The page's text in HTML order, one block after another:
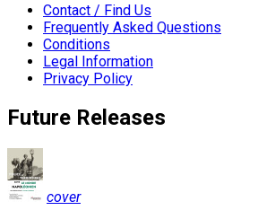
Contact / Find Us
Frequently Asked Questions
Conditions
Legal Information
Privacy Policy
Future Releases
cover